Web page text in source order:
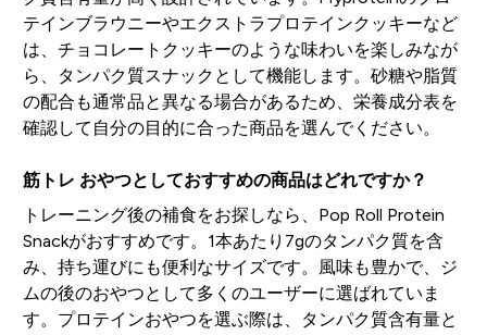
テインブラウニーやエクストラプロテインクッキーなど
は、チョコレートクッキーのような味わいを楽しみなが
ら、タンパク質スナックとして機能します。砂糖や脂質
の配合も通常品と異なる場合があるため、栄養成分表を
確認して自分の目的に合った商品を選んでください。
筋トレ おやつとしておすすめの商品はどれですか？
トレーニング後の補食をお探しなら、Pop Roll Protein
Snackがおすすめです。1本あたり7gのタンパク質を含
み、持ち運びにも便利なサイズです。風味も豊かで、ジ
ムの後のおやつとして多くのユーザーに選ばれていま
す。プロテインおやつを選ぶ際は、タンパク質含有量と